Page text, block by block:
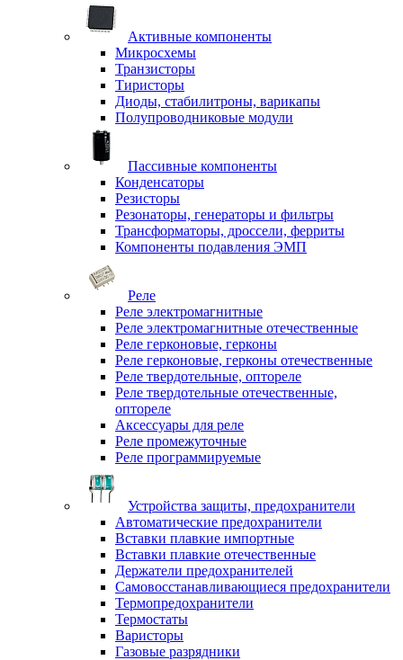
Активные компоненты
Микросхемы
Транзисторы
Тиристоры
Диоды, стабилитроны, варикапы
Полупроводниковые модули
Пассивные компоненты
Конденсаторы
Резисторы
Резонаторы, генераторы и фильтры
Трансформаторы, дроссели, ферриты
Компоненты подавления ЭМП
Реле
Реле электромагнитные
Реле электромагнитные отечественные
Реле герконовые, герконы
Реле герконовые, герконы отечественные
Реле твердотельные, оптореле
Реле твердотельные отечественные,
оптореле
Аксессуары для реле
Реле промежуточные
Реле программируемые
Устройства защиты, предохранители
Автоматические предохранители
Вставки плавкие импортные
Вставки плавкие отечественные
Держатели предохранителей
Самовосстанавливающиеся предохранители
Термопредохранители
Термостаты
Варисторы
Газовые разрядники